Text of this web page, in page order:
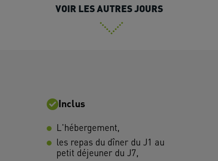
VOIR LES AUTRES JOURS
Inclus
L'hébergement,
les repas du dîner du J1 au
petit déjeuner du J7,